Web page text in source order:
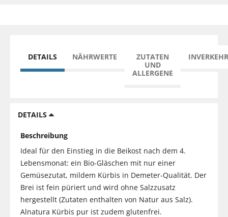
DETAILS NÄHRWERTE
ZUTATEN
UND
ALLERGENE
DETAILS
Beschreibung
Ideal für den Einstieg in die Beikost nach dem 4.
Lebensmonat: ein Bio-Gläschen mit nur einer
Gemüsezutat, mildem Kürbis in Demeter-Qualität. Der
Brei ist fein püriert und wird ohne Salzzusatz
hergestellt (Zutaten enthalten von Natur aus Salz).
Alnatura Kürbis pur ist zudem glutenfrei.